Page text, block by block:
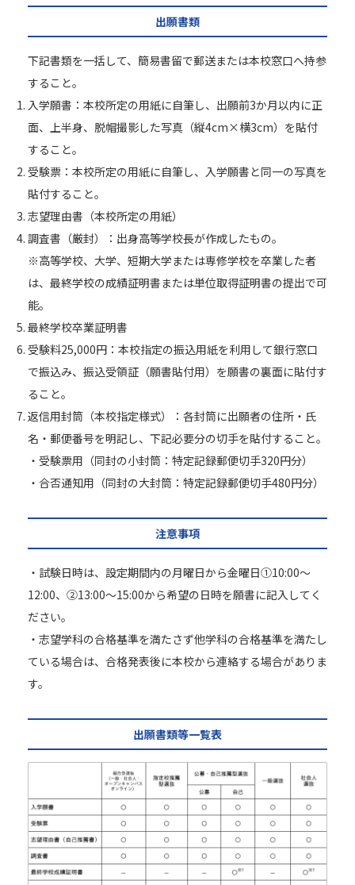
出願書類
下記書類を一括して、簡易書留で郵送または本校窓口へ持参
すること。
入学願書：本校所定の用紙に自筆し、出願前3か月以内に正
面、上半身、脱帽撮影した写真（縦4cm×横3cm）を貼付
すること。
受験票：本校所定の用紙に自筆し、入学願書と同一の写真を
貼付すること。
志望理由書（本校所定の用紙）
調査書（厳封）：出身高等学校長が作成したもの。
※高等学校、大学、短期大学または専修学校を卒業した者
は、最終学校の成績証明書または単位取得証明書の提出で可
能。
最終学校卒業証明書
受験料25,000円：本校指定の振込用紙を利用して銀行窓口
で振込み、振込受領証（願書貼付用）を願書の裏面に貼付す
ること。
返信用封筒（本校指定様式）：各封筒に出願者の住所・氏
名・郵便番号を明記し、下記必要分の切手を貼付すること。
・受験票用（同封の小封筒：特定記録郵便切手320円分）
・合否通知用（同封の大封筒：特定記録郵便切手480円分）
注意事項
・試験日時は、設定期間内の月曜日から金曜日①10:00〜
12:00、②13:00〜15:00から希望の日時を願書に記入してく
ださい。
・志望学科の合格基準を満たさず他学科の合格基準を満たし
ている場合は、合格発表後に本校から連絡する場合がありま
す。
出願書類等一覧表